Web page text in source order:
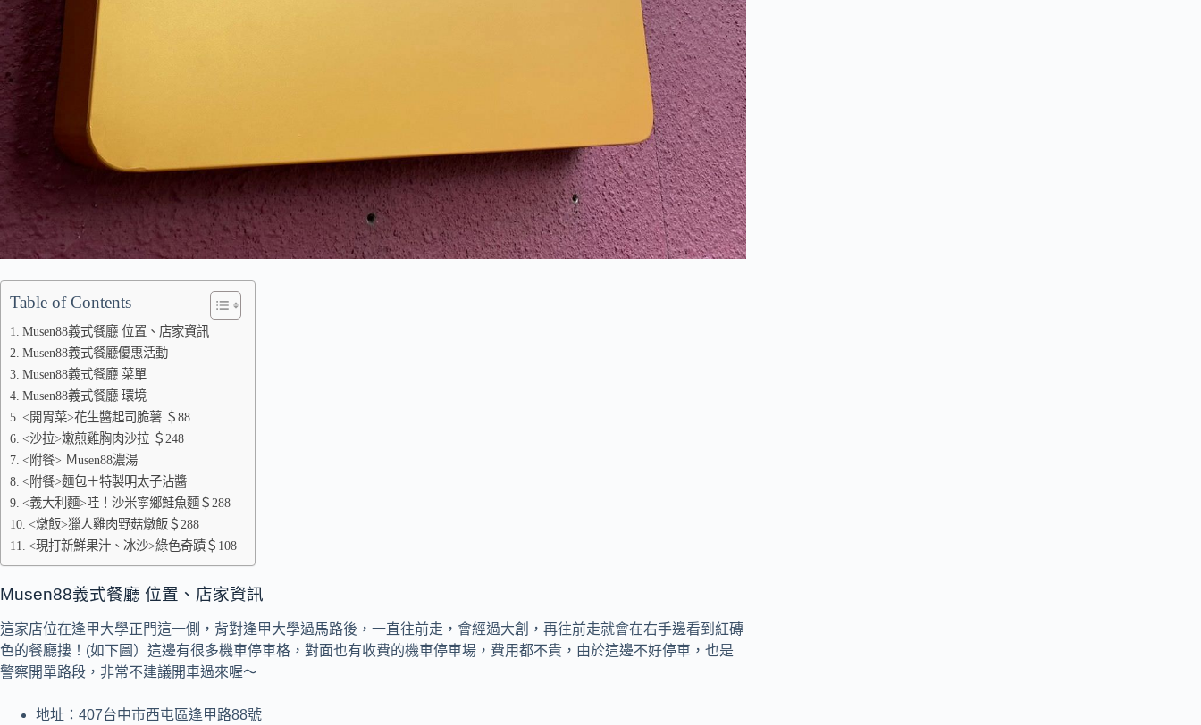
Table of Contents
Musen88義式餐廳 位置、店家資訊
Musen88義式餐廳優惠活動
Musen88義式餐廳 菜單
Musen88義式餐廳 環境
<開胃菜>花生醬起司脆薯 ＄88
<沙拉>嫩煎雞胸肉沙拉 ＄248
<附餐> Ｍusen88濃湯
<附餐>麵包＋特製明太子沾醬
<義大利麵>哇！沙米寧鄉鮭魚麵＄288
<燉飯>獵人雞肉野菇燉飯＄288
<現打新鮮果汁、冰沙>綠色奇蹟＄108
Musen88義式餐廳 位置、店家資訊
這家店位在逢甲大學正門這一側，背對逢甲大學過馬路後，一直往前走，會經過大創，再往前走就會在右手邊看到紅磚
色的餐廳摟！(如下圖）這邊有很多機車停車格，對面也有收費的機車停車場，費用都不貴，由於這邊不好停車，也是
警察開單路段，非常不建議開車過來喔～
地址：407台中市西屯區逢甲路88號